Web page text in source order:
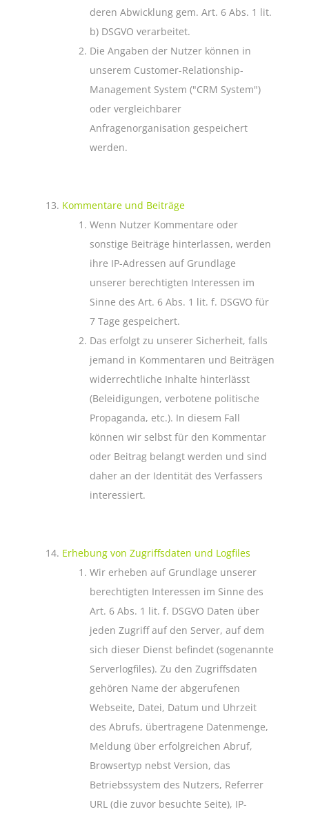
deren Abwicklung gem. Art. 6 Abs. 1 lit.
b) DSGVO verarbeitet.
Die Angaben der Nutzer können in
unserem Customer-Relationship-
Management System ("CRM System")
oder vergleichbarer
Anfragenorganisation gespeichert
werden.
Kommentare und Beiträge
Wenn Nutzer Kommentare oder
sonstige Beiträge hinterlassen, werden
ihre IP-Adressen auf Grundlage
unserer berechtigten Interessen im
Sinne des Art. 6 Abs. 1 lit. f. DSGVO für
7 Tage gespeichert.
Das erfolgt zu unserer Sicherheit, falls
jemand in Kommentaren und Beiträgen
widerrechtliche Inhalte hinterlässt
(Beleidigungen, verbotene politische
Propaganda, etc.). In diesem Fall
können wir selbst für den Kommentar
oder Beitrag belangt werden und sind
daher an der Identität des Verfassers
interessiert.
Erhebung von Zugriffsdaten und Logfiles
Wir erheben auf Grundlage unserer
berechtigten Interessen im Sinne des
Art. 6 Abs. 1 lit. f. DSGVO Daten über
jeden Zugriff auf den Server, auf dem
sich dieser Dienst befindet (sogenannte
Serverlogfiles). Zu den Zugriffsdaten
gehören Name der abgerufenen
Webseite, Datei, Datum und Uhrzeit
des Abrufs, übertragene Datenmenge,
Meldung über erfolgreichen Abruf,
Browsertyp nebst Version, das
Betriebssystem des Nutzers, Referrer
URL (die zuvor besuchte Seite), IP-